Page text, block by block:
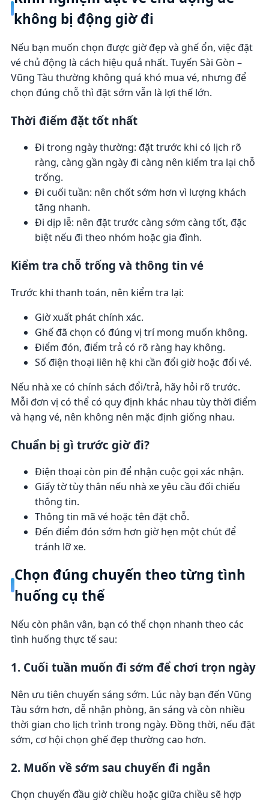
không bị động giờ đi
Nếu bạn muốn chọn được giờ đẹp và ghế ổn, việc đặt
vé chủ động là cách hiệu quả nhất. Tuyến Sài Gòn –
Vũng Tàu thường không quá khó mua vé, nhưng để
chọn đúng chỗ thì đặt sớm vẫn là lợi thế lớn.
Thời điểm đặt tốt nhất
Đi trong ngày thường: đặt trước khi có lịch rõ
ràng, càng gần ngày đi càng nên kiểm tra lại chỗ
trống.
Đi cuối tuần: nên chốt sớm hơn vì lượng khách
tăng nhanh.
Đi dịp lễ: nên đặt trước càng sớm càng tốt, đặc
biệt nếu đi theo nhóm hoặc gia đình.
Kiểm tra chỗ trống và thông tin vé
Trước khi thanh toán, nên kiểm tra lại:
Giờ xuất phát chính xác.
Ghế đã chọn có đúng vị trí mong muốn không.
Điểm đón, điểm trả có rõ ràng hay không.
Số điện thoại liên hệ khi cần đổi giờ hoặc đổi vé.
Nếu nhà xe có chính sách đổi/trả, hãy hỏi rõ trước.
Mỗi đơn vị có thể có quy định khác nhau tùy thời điểm
và hạng vé, nên không nên mặc định giống nhau.
Chuẩn bị gì trước giờ đi?
Điện thoại còn pin để nhận cuộc gọi xác nhận.
Giấy tờ tùy thân nếu nhà xe yêu cầu đối chiếu
thông tin.
Thông tin mã vé hoặc tên đặt chỗ.
Đến điểm đón sớm hơn giờ hẹn một chút để
tránh lỡ xe.
Chọn đúng chuyến theo từng tình
huống cụ thể
Nếu còn phân vân, bạn có thể chọn nhanh theo các
tình huống thực tế sau:
1. Cuối tuần muốn đi sớm để chơi trọn ngày
Nên ưu tiên chuyến sáng sớm. Lúc này bạn đến Vũng
Tàu sớm hơn, dễ nhận phòng, ăn sáng và còn nhiều
thời gian cho lịch trình trong ngày. Đồng thời, nếu đặt
sớm, cơ hội chọn ghế đẹp thường cao hơn.
2. Muốn về sớm sau chuyến đi ngắn
Chọn chuyến đầu giờ chiều hoặc giữa chiều sẽ hợp